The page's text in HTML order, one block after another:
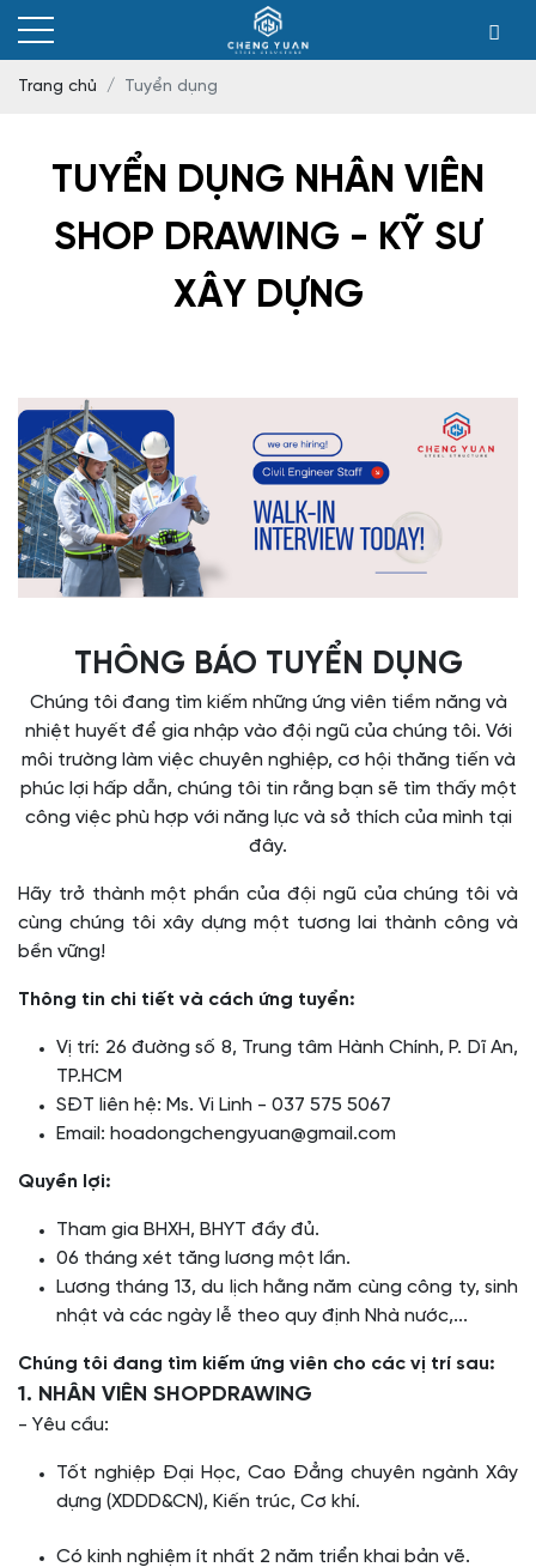
Trang chủ Tuyển dụng
TUYỂN DỤNG NHÂN VIÊN
SHOP DRAWING - KỸ SƯ
XÂY DỰNG
THÔNG BÁO TUYỂN DỤNG
Chúng tôi đang tìm kiếm những ứng viên tiềm năng và
nhiệt huyết để gia nhập vào đội ngũ của chúng tôi. Với
môi trường làm việc chuyên nghiệp, cơ hội thăng tiến và
phúc lợi hấp dẫn, chúng tôi tin rằng bạn sẽ tìm thấy một
công việc phù hợp với năng lực và sở thích của mình tại
đây.
Hãy trở thành một phần của đội ngũ của chúng tôi và
cùng chúng tôi xây dựng một tương lai thành công và
bền vững!
Thông tin chi tiết và cách ứng tuyển:
Vị trí: 26 đường số 8, Trung tâm Hành Chính, P. Dĩ An,
TP.HCM
SĐT liên hệ: Ms. Vi Linh - 037 575 5067
Email: hoadongchengyuan@gmail.com
Quyền lợi:
Tham gia BHXH, BHYT đầy đủ.
06 tháng xét tăng lương một lần.
Lương tháng 13, du lịch hằng năm cùng công ty, sinh
nhật và các ngày lễ theo quy định Nhà nước,...
Chúng tôi đang tìm kiếm ứng viên cho các vị trí sau:
1. NHÂN VIÊN SHOPDRAWING
- Yêu cầu:
Tốt nghiệp Đại Học, Cao Đẳng chuyên ngành Xây
dựng (XDDD&CN), Kiến trúc, Cơ khí.
Có kinh nghiệm ít nhất 2 năm triển khai bản vẽ.